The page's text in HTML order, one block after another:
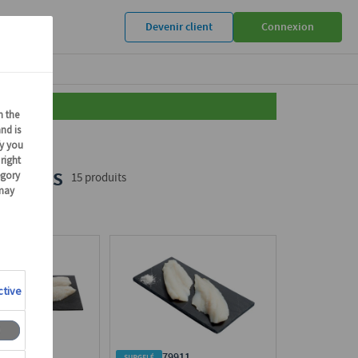
Devenir client Connexion
15 produits